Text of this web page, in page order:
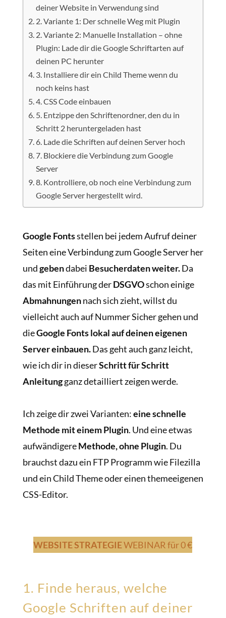
deiner Website in Verwendung sind
2. Variante 1: Der schnelle Weg mit Plugin
2. Variante 2: Manuelle Installation – ohne
Plugin: Lade dir die Google Schriftarten auf
deinen PC herunter
3. Installiere dir ein Child Theme wenn du
noch keins hast
4. CSS Code einbauen
5. Entzippe den Schriftenordner, den du in
Schritt 2 heruntergeladen hast
6. Lade die Schriften auf deinen Server hoch
7. Blockiere die Verbindung zum Google
Server
8. Kontrolliere, ob noch eine Verbindung zum
Google Server hergestellt wird.
Google Fontsstellen bei jedem Aufruf deiner
Seiten eine Verbindung zum Google Server her
undgebendabei Besucherdaten weiter.Da
das mit Einführung derDSGVOschon einige
Abmahnungennach sich zieht, willst du
vielleicht auch auf Nummer Sicher gehen und
dieGoogle Fonts lokal auf deinen eigenen
Server einbauen.Das geht auch ganz leicht,
wie ich dir in dieserSchritt für Schritt
Anleitungganz detailliert zeigen werde.
Ich zeige dir zwei Varianten:eine schnelle
Methode mit einem Plugin. Und eine etwas
aufwändigereMethode, ohne Plugin. Du
brauchst dazu ein FTP Programm wie Filezilla
und ein Child Theme oder einen themeeigenen
CSS-Editor.
WEBSITE STRATEGIEWEBINAR für 0 €
1. Finde heraus, welche
Google Schriften auf deiner